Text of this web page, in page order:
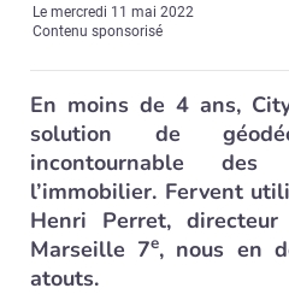
Lemercredi 11 mai 2022
Contenu sponsorisé
En moins de 4 ans,
solution de
incontournable des
l’immobilier. Fervent
Henri Perret,
Marseille 7e, nous en
atouts.